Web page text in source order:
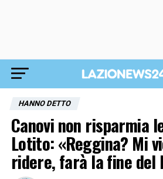
HANNO DETTO
Canovi non risparmia
Lotito: «Reggina? Mi
ridere, farà la fine del